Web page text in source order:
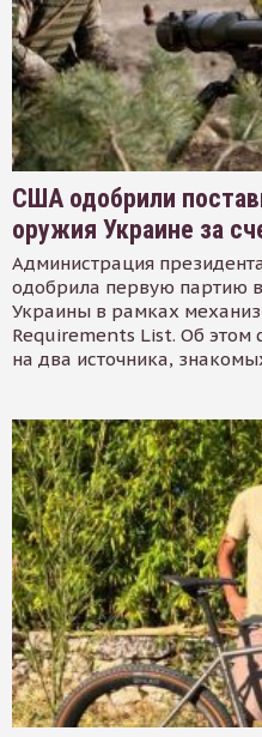
США одобрили
оружия Украине за
Администрация
одобрила первую партию
Украины в рамках
Requirements List. Об этом
на два источника,